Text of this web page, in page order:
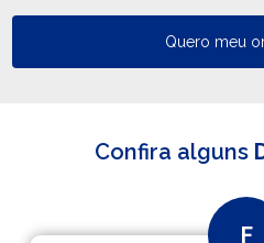
Quero meu
Confira alguns